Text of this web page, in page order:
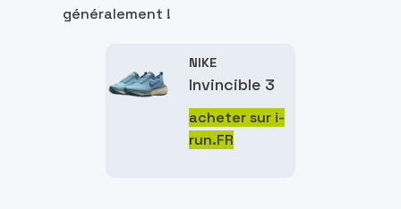
généralement !
NIKE
Invincible 3
acheter sur i-
run.FR